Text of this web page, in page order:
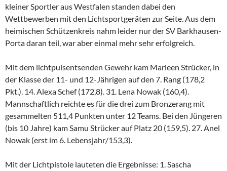
kleiner Sportler aus Westfalen standen dabei den
Wettbewerben mit den Lichtsportgeräten zur Seite. Aus dem
heimischen Schützenkreis nahm leider nur der SV Barkhausen-
Porta daran teil, war aber einmal mehr sehr erfolgreich.
Mit dem lichtpulsentsenden Gewehr kam Marleen Strücker, in
der Klasse der 11- und 12-Jährigen auf den 7. Rang (178,2
Pkt.). 14. Alexa Schef (172,8). 31. Lena Nowak (160,4).
Mannschaftlich reichte es für die drei zum Bronzerang mit
gesammelten 511,4 Punkten unter 12 Teams. Bei den Jüngeren
(bis 10 Jahre) kam Samu Strücker auf Platz 20 (159,5). 27. Anel
Nowak (erst im 6. Lebensjahr/153,3).
Mit der Lichtpistole lauteten die Ergebnisse: 1. Sascha